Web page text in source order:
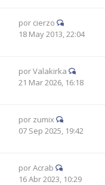
por cierzo
18 May 2013, 22:04
porValakirka
21 Mar 2026, 16:18
por zumix
07 Sep 2025, 19:42
porAcrab
16 Abr 2023, 10:29